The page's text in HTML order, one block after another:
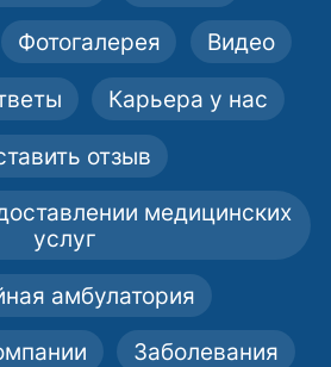
Фотогалерея Видео
Карьера у нас
отзыв
медицинских
услуг
амбулатория
Заболевания